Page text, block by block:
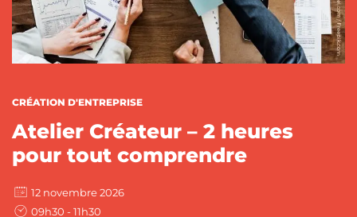
CATÉGORIES :
CRÉATION D'ENTREPRISE
Atelier Créateur – 2 heures
pour tout comprendre
12 novembre 2026
09h30 - 11h30